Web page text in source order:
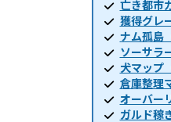
亡き都市
獲得グレ
ナム孤島
ソーサラ
犬マップ
倉庫整理
オーバー
ガルド稼